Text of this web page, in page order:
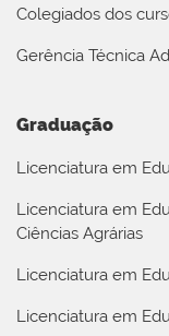
Colegiados dos
Gerência Técnica
Graduação
Licenciatura em
Licenciatura em
Ciências Agrárias
Licenciatura em
Licenciatura em